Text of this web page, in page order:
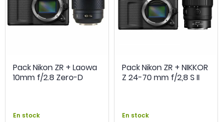
NOUVEAU -14 %
Pack Nikon ZR + Laowa
10mm f/2.8 Zero-D
En stock
Pack Nikon ZR + NIKKOR
Z 24-70 mm f/2,8 S II
En stock